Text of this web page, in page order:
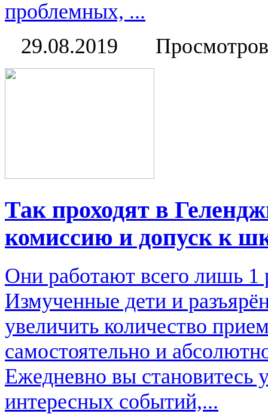
проблемных, ...
29.08.2019
Так проходят в
комиссию и допуск к
Они работают всего лишь 1
Измученные дети и
увеличить количество
самостоятельно и
Ежедневно вы становитесь
интересных событий,...